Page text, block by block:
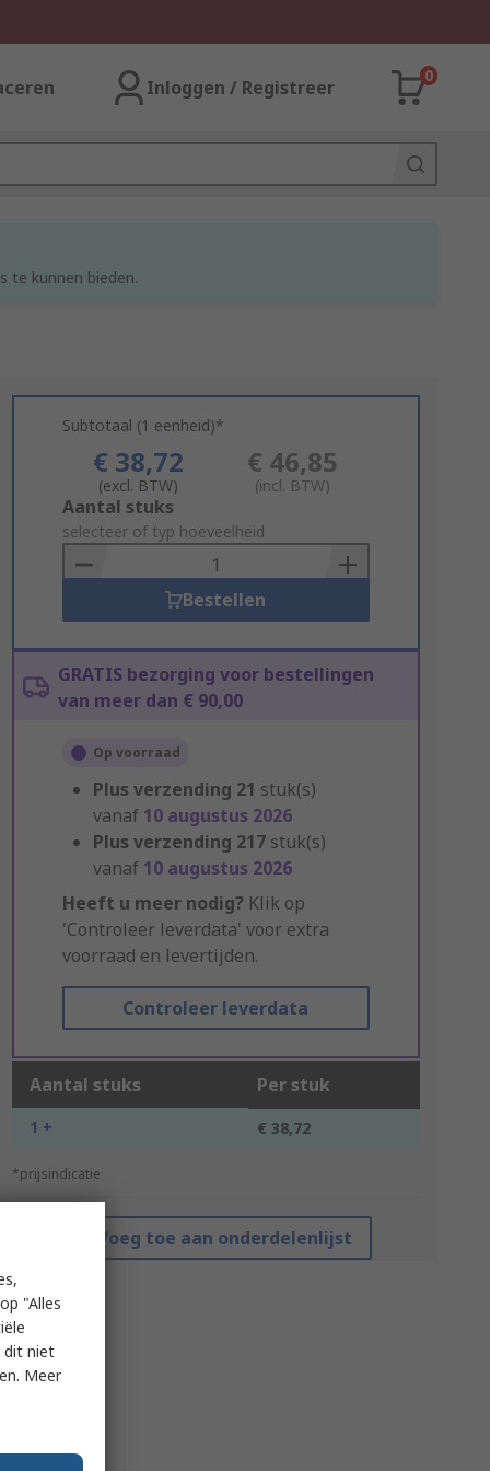
Inloggen / Registreer
0
te kunnen bieden.
Subtotaal (1 eenheid)*
€ 38,72
(excl. BTW)
€ 46,85
(incl. BTW)
Add
to
Basket
Aantal stuks
selecteer of typ hoeveelheid
Bestellen
GRATIS bezorging voor bestellingen
van meer dan € 90,00
Op voorraad
Plus verzending 21 stuk(s)
vanaf 10 augustus 2026
Plus verzending 217 stuk(s)
vanaf 10 augustus 2026
Heeft u meer nodig? Klik op
'Controleer leverdata' voor extra
voorraad en levertijden.
Controleer leverdata
Aantal stuks Per stuk
1 + € 38,72
*prijsindicatie
Voeg toe aan onderdelenlijst
"Alles
dit niet
Meer